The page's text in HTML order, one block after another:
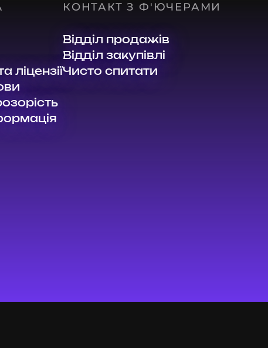
ліцензії
КОНТАКТ З Ф'ЮЧЕРАМИ
Відділ продажів
Відділ закупівлі
Чисто спитати